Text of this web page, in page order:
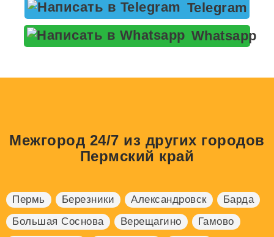
Telegram
Whatsapp
Межгород 24/7 из других городов
Пермский край
Пермь Березники Александровск
Барда
Большая Соснова
Верещагино
Гамово